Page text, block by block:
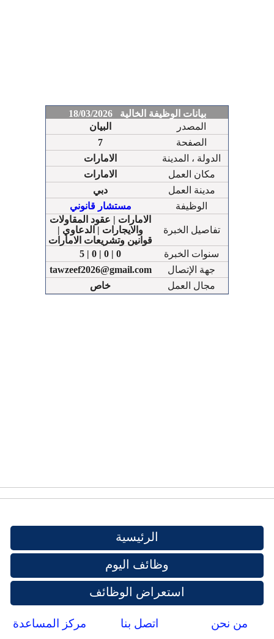
بيانات الوظيفة الخالية 18/03/2026
البيان
المصدر
7
الصفحة
الامارات
الدولة ، المدينة
الامارات
مكان العمل
دبي
مدينة العمل
مستشار قانوني
الوظيفة
الامارات | عقود المقاولات
والايجارات | الدعاوي |
قوانين وتشريعات الامارات
تفاصيل الخبرة
5 | 0 | 0 | 0
سنوات الخبرة
tawzeef2026@gmail.com
جهة الإتصال
خاص
مجال العمل
الرئيسية
وظائف اليوم
استعراض الوظائف
من نحن اتصل بنا مركز المساعدة